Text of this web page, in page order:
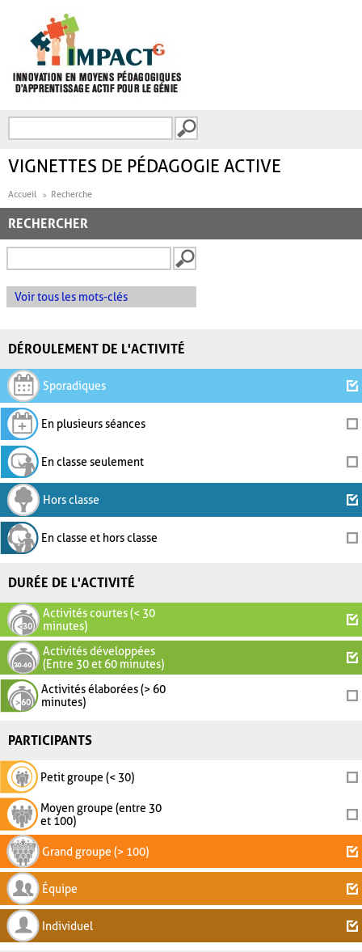
FORMULAIRE DE
VIGNETTES DE PÉDAGOGIE ACTIVE
Accueil Recherche
RECHERCHER
Voir tous les mots-clés
DÉROULEMENT DE L'ACTIVITÉ
Sporadiques
En plusieurs séances
En classe seulement
Hors classe
En classe et hors classe
DURÉE DE L'ACTIVITÉ
Activités courtes (< 30
minutes)
Activités développées
(Entre 30 et 60 minutes)
Activités élaborées (> 60
minutes)
PARTICIPANTS
Petit groupe (< 30)
Moyen groupe (entre 30
et 100)
Grand groupe (> 100)
Équipe
Individuel